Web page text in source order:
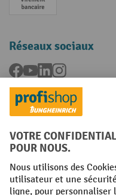
Paiement anticipé
Réseaux sociaux
Facebook
YouTubeLinkedInInstagram
Langues
FR NL